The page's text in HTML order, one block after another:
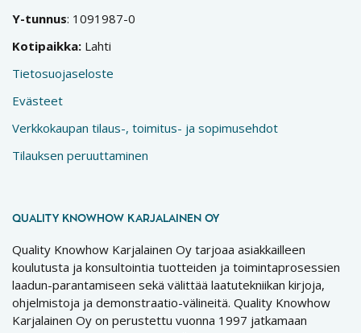
Y-tunnus: 1091987-0
Kotipaikka: Lahti
Tietosuojaseloste
Evästeet
Verkkokaupan tilaus-, toimitus- ja sopimusehdot
Tilauksen peruuttaminen
QUALITY KNOWHOW KARJALAINEN OY
Quality Knowhow Karjalainen Oy tarjoaa asiakkailleen
koulutusta ja konsultointia tuotteiden ja toimintaprosessien
laadun-parantamiseen sekä välittää laatutekniikan kirjoja,
ohjelmistoja ja demonstraatio-välineitä. Quality Knowhow
Karjalainen Oy on perustettu vuonna 1997 jatkamaan